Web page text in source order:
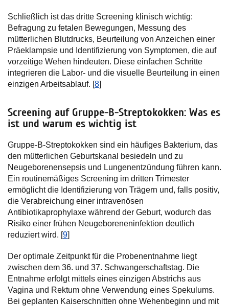
Schließlich ist das dritte Screening klinisch wichtig:
Befragung zu fetalen Bewegungen, Messung des
mütterlichen Blutdrucks, Beurteilung von Anzeichen einer
Präeklampsie und Identifizierung von Symptomen, die auf
vorzeitige Wehen hindeuten. Diese einfachen Schritte
integrieren die Labor- und die visuelle Beurteilung in einen
einzigen Arbeitsablauf. [8]
Screening auf Gruppe-B-Streptokokken: Was es
ist und warum es wichtig ist
Gruppe-B-Streptokokken sind ein häufiges Bakterium, das
den mütterlichen Geburtskanal besiedeln und zu
Neugeborenensepsis und Lungenentzündung führen kann.
Ein routinemäßiges Screening im dritten Trimester
ermöglicht die Identifizierung von Trägern und, falls positiv,
die Verabreichung einer intravenösen
Antibiotikaprophylaxe während der Geburt, wodurch das
Risiko einer frühen Neugeboreneninfektion deutlich
reduziert wird. [9]
Der optimale Zeitpunkt für die Probenentnahme liegt
zwischen dem 36. und 37. Schwangerschaftstag. Die
Entnahme erfolgt mittels eines einzigen Abstrichs aus
Vagina und Rektum ohne Verwendung eines Spekulums.
Bei geplanten Kaiserschnitten ohne Wehenbeginn und mit